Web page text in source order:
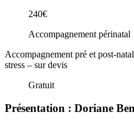
240€
Accompagnement périnatal
Accompagnement pré et post-
stress – sur devis
Gratuit
Présentation : Doriane